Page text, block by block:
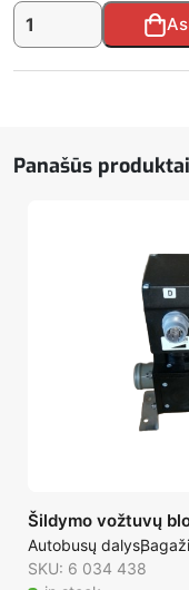
produkto
kiekis:
Alternative:
Panašūs produktai
Šildymo vožtuvų
Autobusų dalys
SKU: 6 034 438